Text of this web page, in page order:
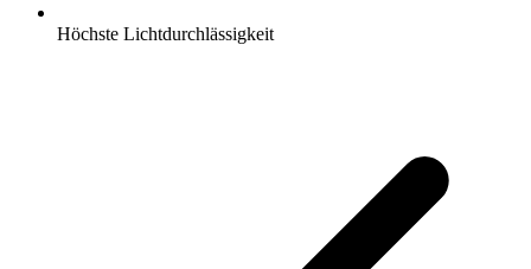
Höchste Lichtdurchlässigkeit